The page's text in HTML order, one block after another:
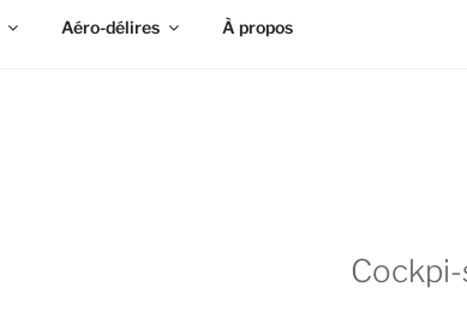
Aéro-délires À propos